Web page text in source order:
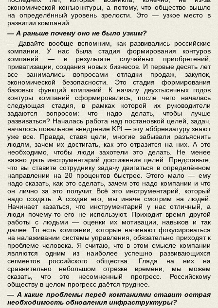
экономической конъюнктуры, а потому, что общество вышло
на определённый уровень зрелости. Это — узкое место в
развитии компаний.
— А раньше почему оно не было узким?
— Давайте вообще вспомним, как развивались российские
компании. У нас была стадия формирования контуров
компаний — в результате случайных приобретений,
приватизации, создания новых бизнесов. И первые десять лет
все занимались вопросами отладки продаж, закупок,
экономической безопасности. Это стадия формирования
базовых функций компаний. К началу двухтысячных годов
контуры компаний сформировались, после чего началась
следующая стадия, в рамках которой их руководители
задаются вопросом: что надо делать, чтобы лучше
развиваться? Началась работа над постановкой целей, задач,
началось повальное внедрение KPI — эту аббревиатуру знают
уже все. Правда, ставя цели, многие забывали разъяснить
людям, зачем их достигать, как это отразится на них. А это
необходимо, чтобы люди захотели это делать. Не менее
важно дать инструментарий достижения целей. Представьте,
что вы ставите сотруднику задачу двигаться в определённом
направлении на 20 процентов быстрее. Этого мало — ему
надо сказать, как это сделать, зачем это надо компании и что
он лично за это получит. Всё это инструментарий, который
надо создать. А создав его, мы иначе смотрим на людей.
Начинает казаться, что инструментарий у нас отличный, а
люди почему-то его не используют. Приходит время другой
работы с людьми — оценки их мотивации, навыков и так
далее. То есть компании, которые начинают фокусироваться
на налаживании системы управления, обязательно приходят к
проблеме человека. Я считаю, что в этом смысле компании
являются одним из наиболее успешно развивающихся
сегментов российского общества. Глядя на них на
сравнительно небольшом отрезке времени, мы можем
сказать, что это несомненный прогресс. Российскому
обществу в целом прогресс даётся труднее.
— А какие проблемы перед компаниями ставит острая
необходимость обновления инфраструктуры?